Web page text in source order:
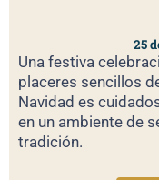
25
Una festiva
placeres sencillos
Navidad es
en un ambiente de
tradición.